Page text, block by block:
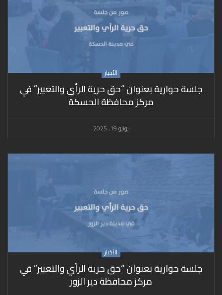
الأخبار
جلسة حوارية بعنوان “حق حرية الرأي والتعبير” في
مركز محافظة الحسكة
يونيو 19, 2025
الأخبار
جلسة حوارية بعنوان “حق حرية الرأي والتعبير” في
مركز محافظة دير الزور